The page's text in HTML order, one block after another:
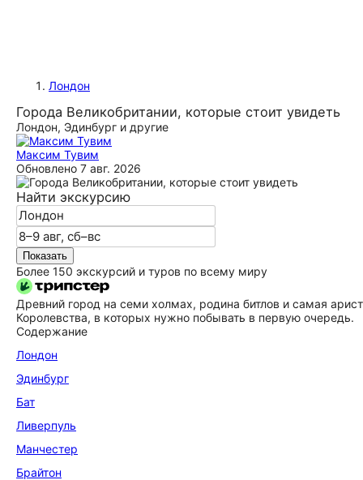
Лондон
Города Великобритании, которые стоит увидеть
Лондон, Эдинбург и другие
Максим Тувим
Обновлено 7 авг. 2026
Найти экскурсию
Показать
Более 150 экскурсий и туров по всему миру
Древний город на семи холмах, родина битлов и самая
Королевства, в которых нужно побывать в первую очередь.
Содержание
Лондон
Эдинбург
Бат
Ливерпуль
Манчестер
Брайтон